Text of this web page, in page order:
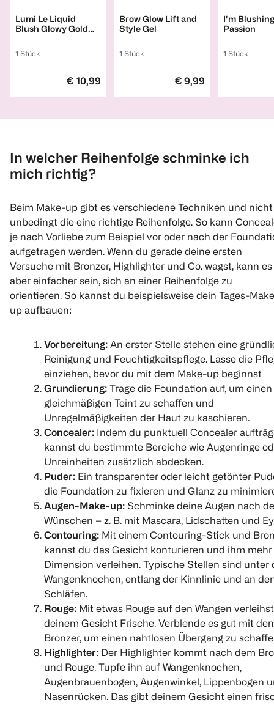
Lumi Le Liquid
Blush Glowy Gold
1 Stück
€ 10,99
Brow Glow Lift and
Style Gel
1 Stück
€ 9,99
I'm
Passion
1 Stück
LOOK BY BIPA
Blush nicole
4.3 g
Quantity: 1
MAYBELLINE
Sunkisser
Highlighter Kiss Of
Shimmer
Quantity: 1
L'ORÉAL PARIS
Lumi Le
Highlighter
Pearl Eclat
Quantity:
Revolution
Cheek Kit breather
( 1)
€ 3,19
1
Quantity: 1
Catrice
Diamond Haze
Highlighter
1 Stück
(
€ 4,99
1
Quantity: 1
MAYBELLINE
FIT ME
1 Stück
(
Quantity:
In welcher Reihenfolge schminke ich
mich richtig?
Beim Make-up gibt es verschiedene Techniken und nicht
unbedingt die eine richtige Reihenfolge. So kann
je nach Vorliebe zum Beispiel vor oder nach der
aufgetragen werden. Wenn du gerade deine ersten
Versuche mit Bronzer, Highlighter und Co. wagst, kann es
aber einfacher sein, sich an einer Reihenfolge zu
orientieren. So kannst du beispielsweise dein Tages-
up aufbauen:
Vorbereitung: An erster Stelle stehen eine
Reinigung und Feuchtigkeitspflege. Lasse die
einziehen, bevor du mit dem Make-up beginnst
Grundierung: Trage die Foundation auf, um einen
gleichmäßigen Teint zu schaffen und
Unregelmäßigkeiten der Haut zu kaschieren.
Concealer: Indem du punktuell Concealer
kannst du bestimmte Bereiche wie Augenringe
Unreinheiten zusätzlich abdecken.
Puder: Ein transparenter oder leicht getönter
die Foundation zu fixieren und Glanz zu
Augen-Make-up: Schminke deine Augen nach
Wünschen – z. B. mit Mascara, Lidschatten und
Contouring: Mit einem Contouring-Stick und
kannst du das Gesicht konturieren und ihm mehr
Dimension verleihen. Typische Stellen sind unter
Wangenknochen, entlang der Kinnlinie und an
Schläfen.
Rouge: Mit etwas Rouge auf den Wangen
deinem Gesicht Frische. Verblende es gut mit
Bronzer, um einen nahtlosen Übergang zu
Highlighter: Der Highlighter kommt nach dem
und Rouge. Tupfe ihn auf Wangenknochen,
Augenbrauenbogen, Augenwinkel, Lippenbogen
Nasenrücken. Das gibt deinem Gesicht einen